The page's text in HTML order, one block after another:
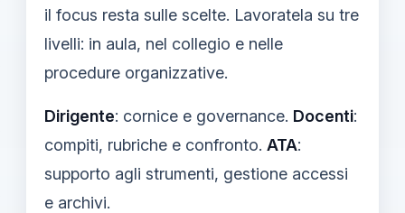
il focus resta sulle scelte. Lavoratela su tre
livelli: in aula, nel collegio e nelle
procedure organizzative.
Dirigente: cornice e governance. Docenti:
compiti, rubriche e confronto. ATA:
supporto agli strumenti, gestione accessi
e archivi.